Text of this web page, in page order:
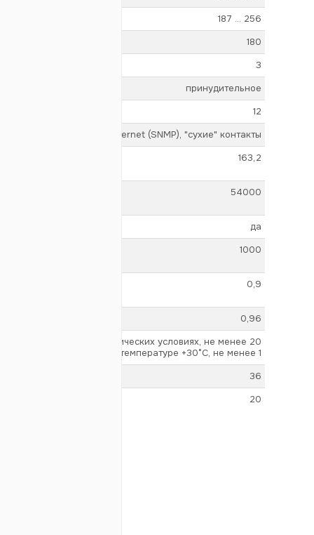
187 ... 256
180
3
принудительное
12
RS-485 (Modbus), Ethernet (SNMP), "сухие" контакты
163,2
54000
да
1000
0,9
0,96
в нормальных климатических условиях, не менее 20
при влажности 95% и температуре +30°С, не менее 1
36
20